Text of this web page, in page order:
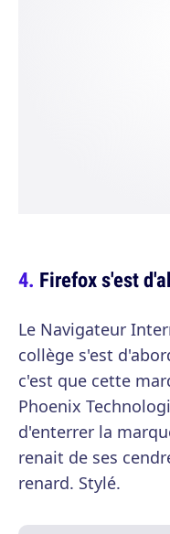
Firefox s'est
Le Navigateur
collège s'est
c'est que cette
Phoenix
d'enterrer la
renait de ses
renard. Stylé.